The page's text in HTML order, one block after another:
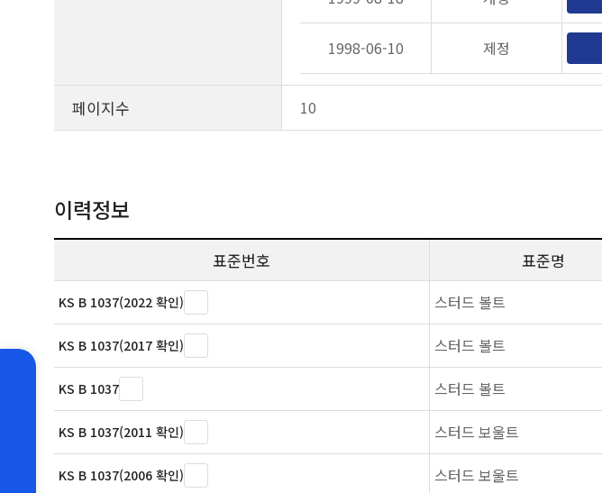
1998-06-10 제정
페이지수 10
이력정보
표준번호 표준명
KS B 1037(2022 확인) 스터드 볼트
KS B 1037(2017 확인) 스터드 볼트
KS B 1037 스터드 볼트
KS B 1037(2011 확인) 스터드 보울트
KS B 1037(2006 확인) 스터드 보울트